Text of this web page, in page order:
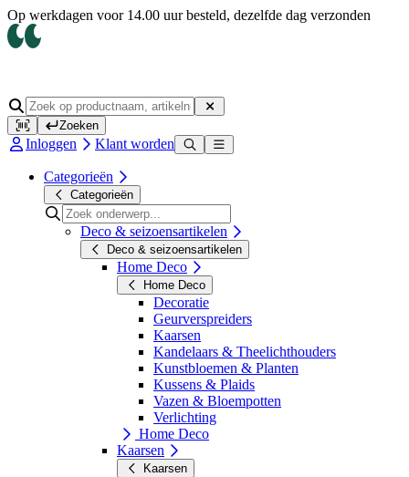
Op werkdagen voor 14.00 uur besteld, dezelfde dag verzonden
Zoeken
Inloggen Klant worden
Categorieën
Categorieën
Deco & seizoensartikelen
Deco & seizoensartikelen
Home Deco
Home Deco
Decoratie
Geurverspreiders
Kaarsen
Kandelaars & Theelichthouders
Kunstbloemen & Planten
Kussens & Plaids
Vazen & Bloempotten
Verlichting
Home Deco
Kaarsen
Kaarsen